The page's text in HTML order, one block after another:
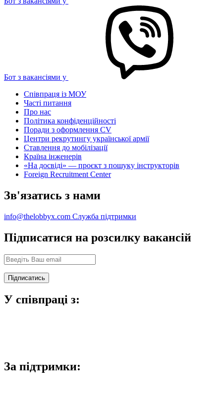
Бот з вакансіями у
Співпраця із МОУ
Часті питання
Про нас
Політика конфіденційності
Поради з оформлення CV
Центри рекрутингу української армії
Ставлення до мобілізації
Країна інженерів
«На досвіді» — проєкт з пошуку інструкторів
Foreign Recruitment Center
Зв'язатись з нами
info@thelobbyx.com Служба підтримки
Підписатися на розсилку вакансій
У співпраці з:
За підтримки: